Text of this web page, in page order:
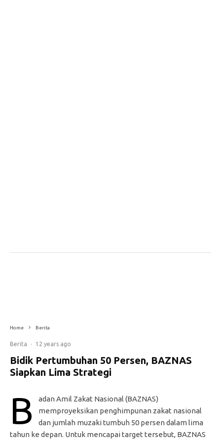
Home Berita
Berita · 12 years ago
Bidik Pertumbuhan 50 Persen, BAZNAS
Siapkan Lima Strategi
B
adan Amil Zakat Nasional (BAZNAS)
memproyeksikan penghimpunan zakat nasional
dan jumlah muzaki tumbuh 50 persen dalam lima
tahun ke depan. Untuk mencapai target tersebut, BAZNAS